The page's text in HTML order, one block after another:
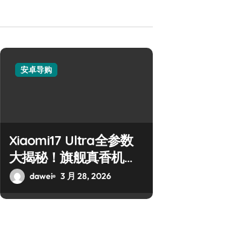
安卓导购
Xiaomi17 Ultra全参数
大揭秘！旗舰真香机导
购速览
dawei 3 月 28, 2026